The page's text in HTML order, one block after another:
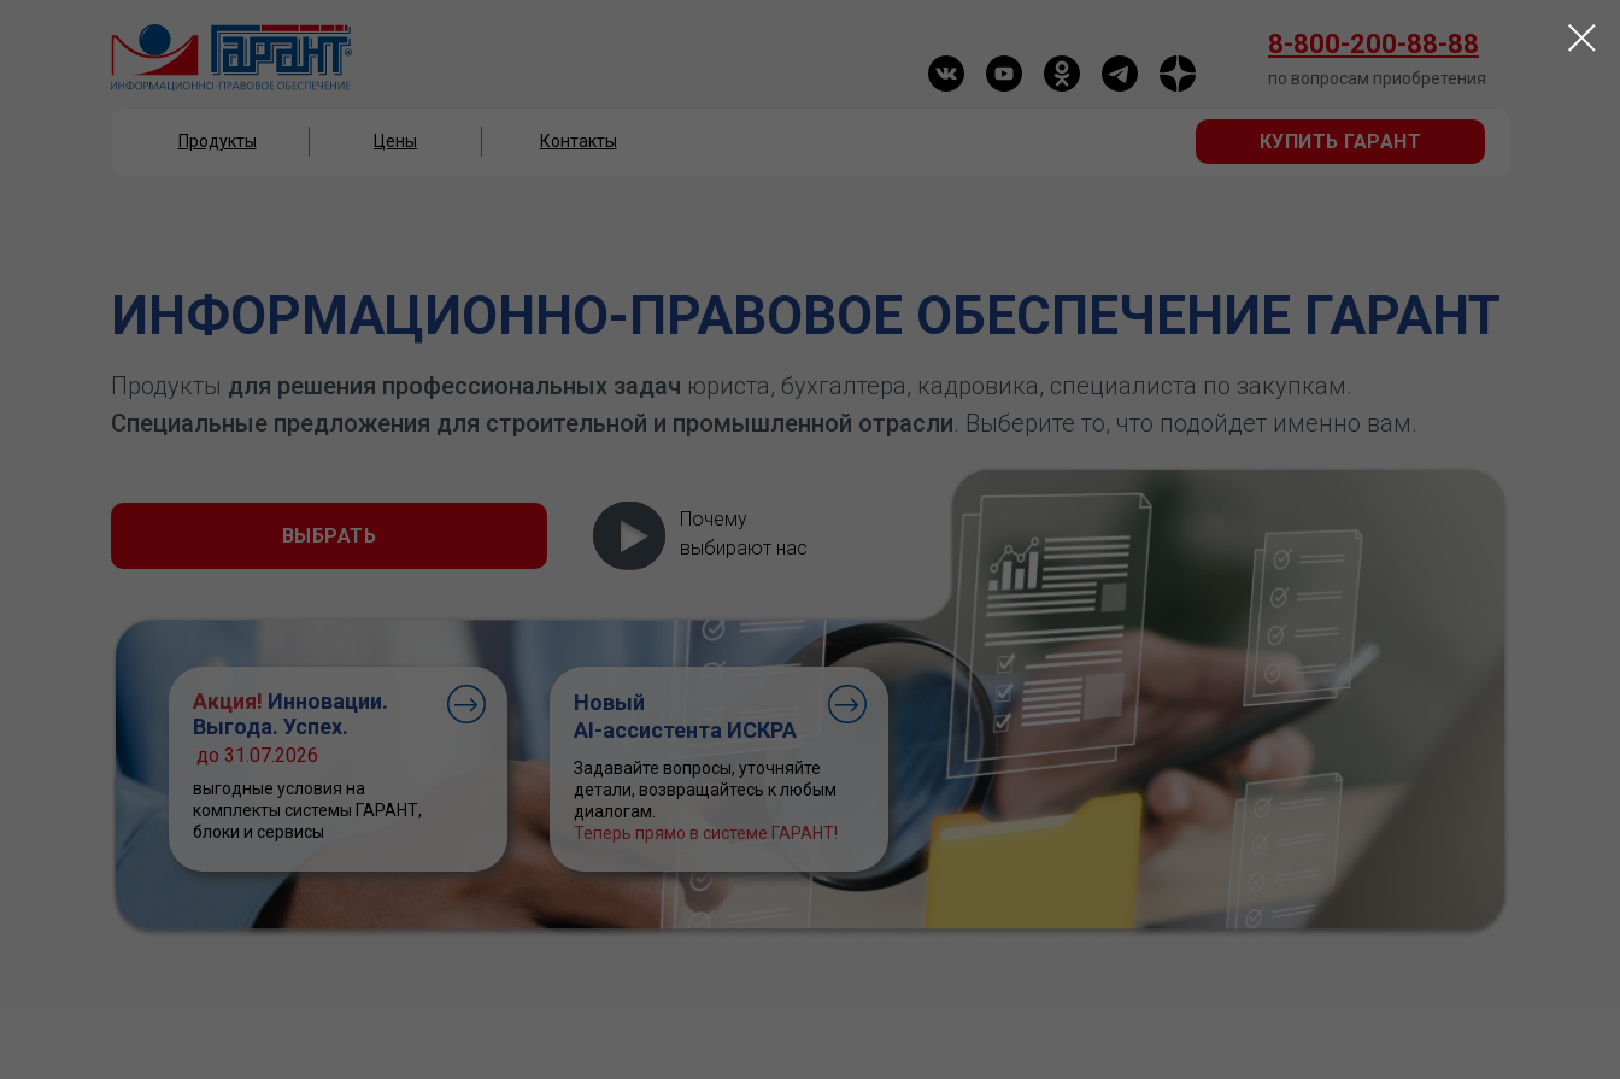
Продукты Цены Контакты
8-800-200-88-88
по вопросам приобретения
КУПИТЬ ГАРАНТ
Продукты КУПИТЬ ГАРАНТ
ИНФОРМАЦИОННО-ПРАВОВОЕ ОБЕСПЕЧЕНИЕ ГАРАНТ
Продукты для решения профессиональных задач юриста, бухгалтера, кадровика, специалиста по закупкам.
Специальные предложения для строительной и промышленной отрасли. Выберите то, что подойдет именно вам.
ВЫБРАТЬ
Почему
выбирают нас
Акция! Инновации.
Выгода. Успех.
выгодные условия на
комплекты системы ГАРАНТ,
блоки и сервисы
до 31.07.2026
Новый
AI-ассистента ИСКРА
Задавайте вопросы, уточняйте
детали, возвращайтесь к любым
диалогам.
Теперь прямо в системе ГАРАНТ!